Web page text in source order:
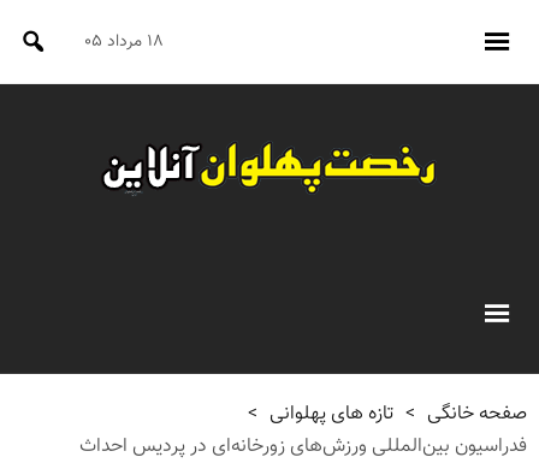
۱۸ مرداد ۰۵
صفحه خانگی > تازه های پهلوانی >
فدراسیون بین‌المللی ورزش‌های زورخانه‌ای در پردیس احداث